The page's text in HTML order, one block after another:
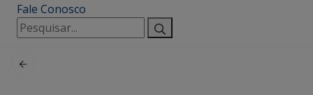
Fale Conosco
Pesquisar
por: